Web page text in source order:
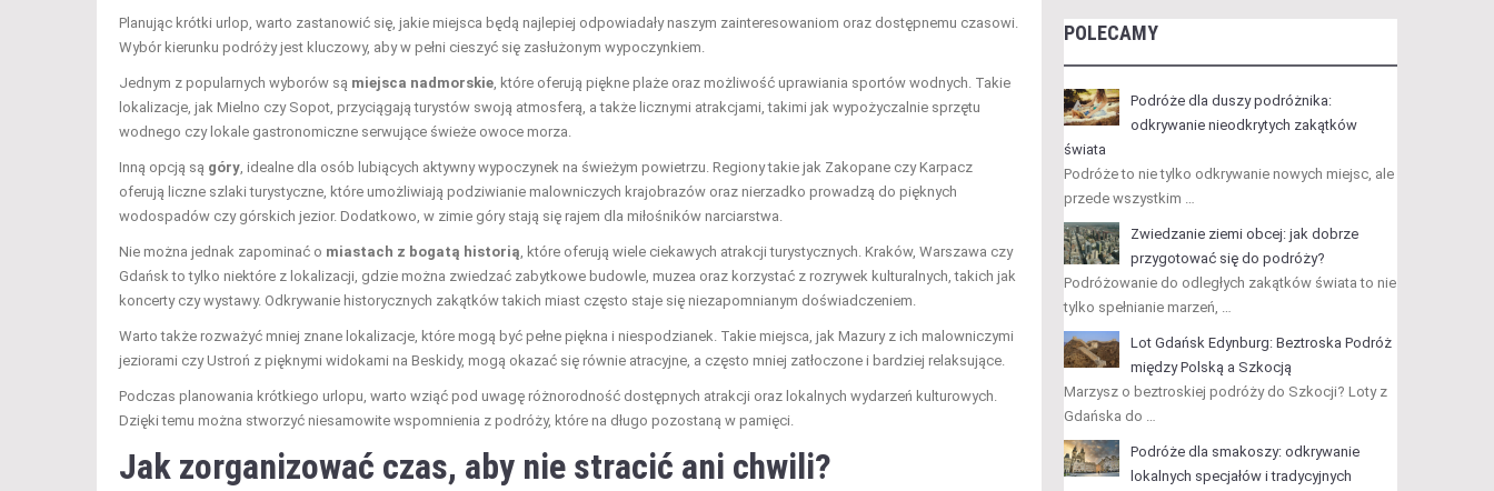
Planując krótki urlop, warto zastanowić się, jakie miejsca będą najlepiej odpowiadały naszym zainteresowaniom oraz dostępnemu czasowi.
Wybór kierunku podróży jest kluczowy, aby w pełni cieszyć się zasłużonym wypoczynkiem.
Jednym z popularnych wyborów są miejsca nadmorskie , które oferują piękne plaże oraz możliwość uprawiania sportów wodnych. Takie
lokalizacje, jak Mielno czy Sopot, przyciągają turystów swoją atmosferą, a także licznymi atrakcjami, takimi jak wypożyczalnie sprzętu
wodnego czy lokale gastronomiczne serwujące świeże owoce morza.
Inną opcją są góry , idealne dla osób lubiących aktywny wypoczynek na świeżym powietrzu. Regiony takie jak Zakopane czy Karpacz
oferują liczne szlaki turystyczne, które umożliwiają podziwianie malowniczych krajobrazów oraz nierzadko prowadzą do pięknych
wodospadów czy górskich jezior. Dodatkowo, w zimie góry stają się rajem dla miłośników narciarstwa.
Nie można jednak zapominać o miastach z bogatą historią , które oferują wiele ciekawych atrakcji turystycznych. Kraków, Warszawa czy
Gdańsk to tylko niektóre z lokalizacji, gdzie można zwiedzać zabytkowe budowle, muzea oraz korzystać z rozrywek kulturalnych, takich jak
koncerty czy wystawy. Odkrywanie historycznych zakątków takich miast często staje się niezapomnianym doświadczeniem.
Warto także rozważyć mniej znane lokalizacje, które mogą być pełne piękna i niespodzianek. Takie miejsca, jak Mazury z ich malowniczymi
jeziorami czy Ustroń z pięknymi widokami na Beskidy, mogą okazać się równie atracyjne, a często mniej zatłoczone i bardziej relaksujące.
Podczas planowania krótkiego urlopu, warto wziąć pod uwagę różnorodność dostępnych atrakcji oraz lokalnych wydarzeń kulturowych.
Dzięki temu można stworzyć niesamowite wspomnienia z podróży, które na długo pozostaną w pamięci.
Jak zorganizować czas, aby nie stracić ani chwili?
POLECAMY
Podróże dla duszy podróżnika:
odkrywanie nieodkrytych zakątków
świata
Podróże to nie tylko odkrywanie nowych miejsc, ale
przede wszystkim …
Zwiedzanie ziemi obcej: jak dobrze
przygotować się do podróży?
Podróżowanie do odległych zakątków świata to nie
tylko spełnianie marzeń, …
Lot Gdańsk Edynburg: Beztroska Podróż
między Polską a Szkocją
Marzysz o beztroskiej podróży do Szkocji? Loty z
Gdańska do …
Podróże dla smakoszy: odkrywanie
lokalnych specjałów i tradycyjnych